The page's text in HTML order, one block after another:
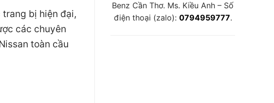
bị hiện đại,
các chuyên
toàn cầu
Benz Cần Thơ. Ms. Kiều Anh – Số
điện thoại (zalo): 0794959777.